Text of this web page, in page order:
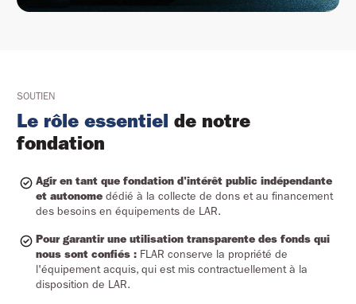
SOUTIEN
Le rôle essentiel de notre
fondation
Agir en tant que fondation d'intérêt public indépendante
et autonome dédié à la collecte de dons et au financement
des besoins en équipements de LAR.
Pour garantir une utilisation transparente des fonds qui
nous sont confiés :FLAR conserve la propriété de
l'équipement acquis, qui est mis contractuellement à la
disposition de LAR.